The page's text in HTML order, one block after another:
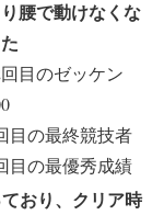
り腰で動けなくな
回目のゼッケン
目の最終競技者
目の最優秀成績
おり、クリア時